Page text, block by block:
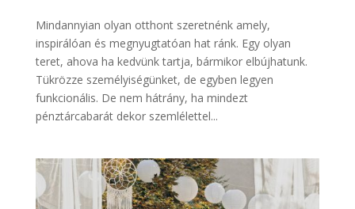
Mindannyian olyan otthont szeretnénk amely,
inspirálóan és megnyugtatóan hat ránk. Egy olyan
teret, ahova ha kedvünk tartja, bármikor elbújhatunk.
Tükrözze személyiségünket, de egyben legyen
funkcionális. De nem hátrány, ha mindezt
pénztárcabarát dekor szemlélettel...